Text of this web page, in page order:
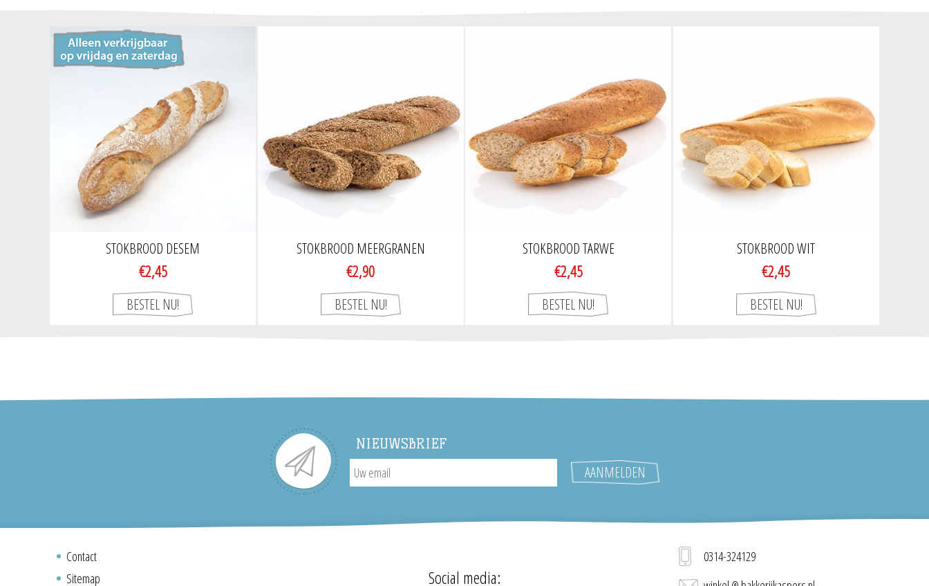
STOKBROOD DESEM
€2,45
STOKBROOD MEERGRANEN
€2,90
STOKBROOD TARWE
€2,45
STOKBROOD WIT
€2,45
NIEUWSBRIEF
Contact
Sitemap
Social media:
0314-324129